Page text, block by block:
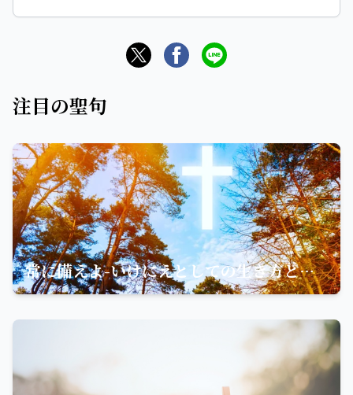
注目の聖句
常に備えよ-いけにえとしての生き方と信仰の確かさ